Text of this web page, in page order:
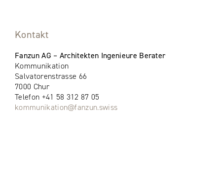
Kontakt
Fanzun AG – Architekten Ingenieure Berater
Kommunikation
Salvatorenstrasse 66
7000 Chur
Telefon +41 58 312 87 05
kommunikation@fanzun.swiss